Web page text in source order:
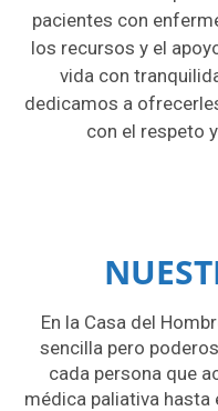
pacientes con
los recursos y el
vida con
dedicamos a
con el respeto
En la Casa del
sencilla pero
cada persona que
médica paliativa